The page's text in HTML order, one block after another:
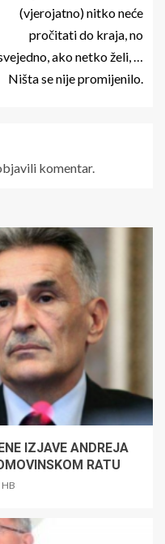
(vjerojatno) nitko neće
pročitati do kraja, no
ako netko želi, …
Ništa se nije promijenilo.
komentar.
IZJAVE ANDREJA
RATU